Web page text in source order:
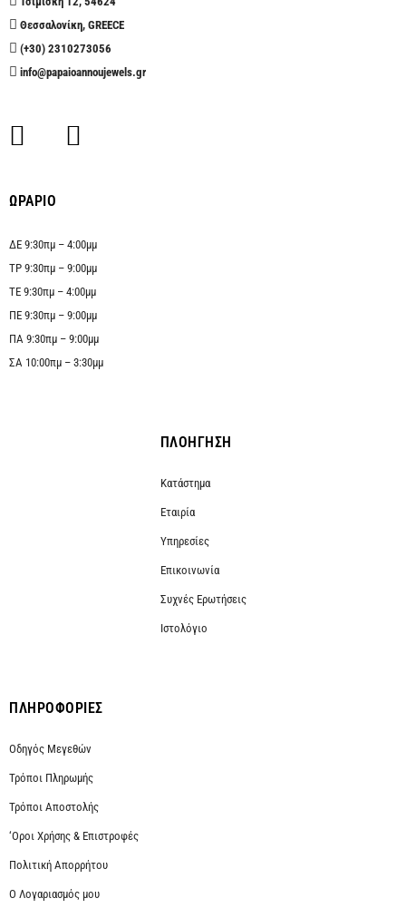
Θεσσαλονίκη, GREECE
(+30) 2310273056
info@papaioannoujewels.gr
ΩΡΑΡΙΟ
ΔΕ 9:30πμ – 4:00μμ
ΤΡ 9:30πμ – 9:00μμ
ΤΕ 9:30πμ – 4:00μμ
ΠΕ 9:30πμ – 9:00μμ
ΠΑ 9:30πμ – 9:00μμ
ΣΑ 10:00πμ – 3:30μμ
ΠΛΟΗΓΗΣΗ
Κατάστημα
Εταιρία
Υπηρεσίες
Επικοινωνία
Συχνές Ερωτήσεις
Ιστολόγιο
ΠΛΗΡΟΦΟΡΙΕΣ
Οδηγός Μεγεθών
Τρόποι Πληρωμής
Τρόποι Αποστολής
‘Οροι Χρήσης & Επιστροφές
Πολιτική Απορρήτου
Ο Λογαριασμός μου